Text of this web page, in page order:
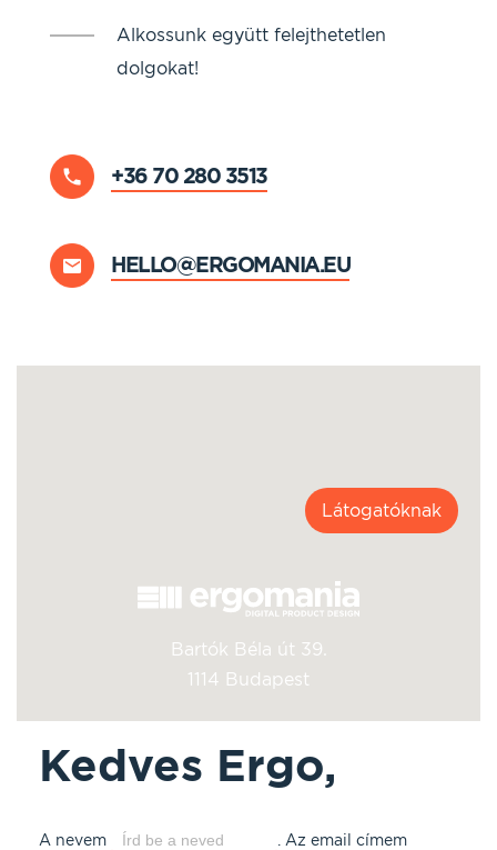
Alkossunk együtt felejthetetlen
dolgokat!
+36 70 280 3513
HELLO@ERGOMANIA.EU
Kedves Ergo,
A nevem Az email címem
Bartók Béla út 39.
1114 Budapest
Látogatóknak